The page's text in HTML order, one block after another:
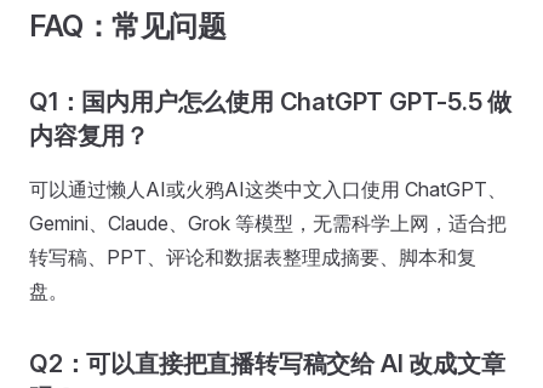
FAQ：常见问题
Q1：国内用户怎么使用 ChatGPT GPT-5.5 做
内容复用？
可以通过懒人AI或火鸦AI这类中文入口使用 ChatGPT、
Gemini、Claude、Grok 等模型，无需科学上网，适合把
转写稿、PPT、评论和数据表整理成摘要、脚本和复
盘。
Q2：可以直接把直播转写稿交给 AI 改成文章